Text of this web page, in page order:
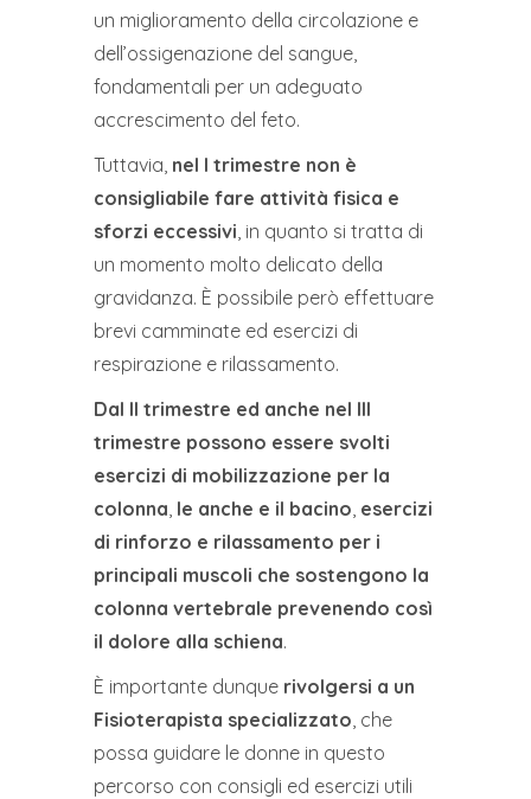
un miglioramento della circolazione e
dell’ossigenazione del sangue,
fondamentali per un adeguato
accrescimento del feto.
Tuttavia, nel I trimestre non è
consigliabile fare attività fisica e
sforzi eccessivi , in quanto si tratta di
un momento molto delicato della
gravidanza. È possibile però effettuare
brevi camminate ed esercizi di
respirazione e rilassamento.
Dal II trimestre ed anche nel III
trimestre possono essere svolti
esercizi di mobilizzazione per la
colonna le anche e il bacino esercizi
di rinforzo e rilassamento per i
principali muscoli che sostengono la
colonna vertebrale prevenendo così
il dolore alla schiena.
È importante dunque rivolgersi a un
Fisioterapista specializzato , che
possa guidare le donne in questo
percorso con consigli ed esercizi utili